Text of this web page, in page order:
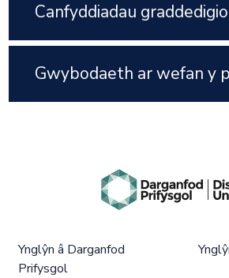
Canfyddiadau
Gwybodaeth ar wefan y
Ynglŷn â Darganfod
Prifysgol